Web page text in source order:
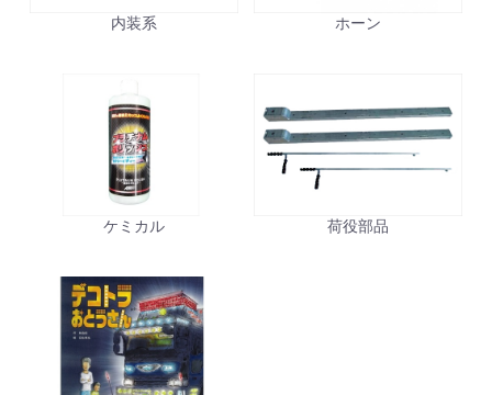
お買い物を続ける カートへ進む
内装系 ホーン
ケミカル 荷役部品